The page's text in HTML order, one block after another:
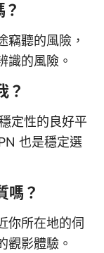
竊聽的風險，
識的風險。
？
定性的良好平
也是穩定選
嗎？
你所在地的伺
觀影體驗。